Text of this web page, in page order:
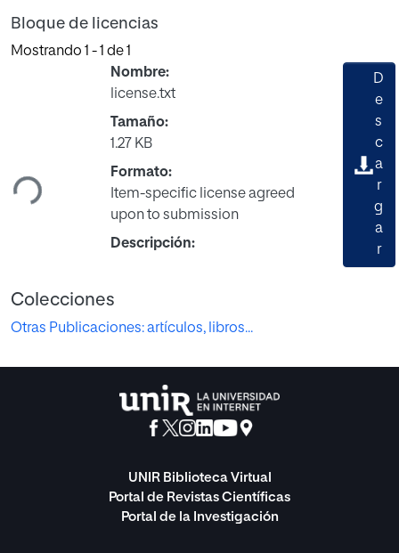
Bloque de licencias
Mostrando 1 - 1 de 1
Cargando...
Nombre:
license.txt
Tamaño:
1.27 KB
Formato:
Item-specific license agreed
upon to submission
Descripción:
D
e
s
c
a
r
g
a
r
Colecciones
Otras Publicaciones: artículos, libros...
UNIR Biblioteca Virtual
Portal de Revistas Científicas
Portal de la Investigación